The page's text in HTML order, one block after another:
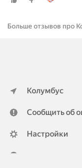
Больше отзывов про
Колумбус
Сообщить об
Настройки